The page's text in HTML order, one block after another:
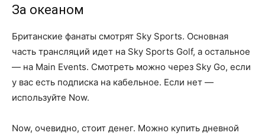
За океаном
Британские фанаты смотрят Sky Sports. Основная
часть трансляций идет на Sky Sports Golf, а остальное
— на Main Events. Смотреть можно через Sky Go, если
у вас есть подписка на кабельное. Если нет —
используйте Now.
Now, очевидно, стоит денег. Можно купить дневной